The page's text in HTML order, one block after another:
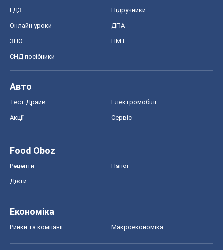
ГДЗ Підручники
Онлайн уроки ДПА
ЗНО НМТ
СНД посібники
Авто
Тест Драйв Електромобілі
Акції Сервіс
Food Oboz
Рецепти Напої
Дієти
Економіка
Ринки та компанії Макроекономіка